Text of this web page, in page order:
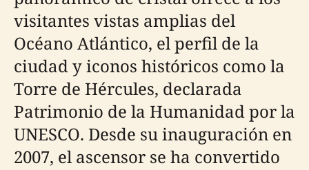
visitantes vistas amplias del
Océano Atlántico, el perfil de la
ciudad y iconos históricos como la
Torre de Hércules, declarada
Patrimonio de la Humanidad por la
UNESCO. Desde su inauguración en
2007, el ascensor se ha convertido